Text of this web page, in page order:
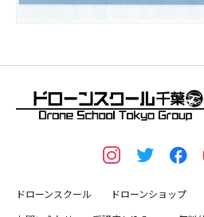
ドローンスクール ドローンショップ